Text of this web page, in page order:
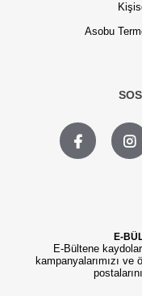
Asobu
E-
E-Bültene
kampanyalarımızı ve